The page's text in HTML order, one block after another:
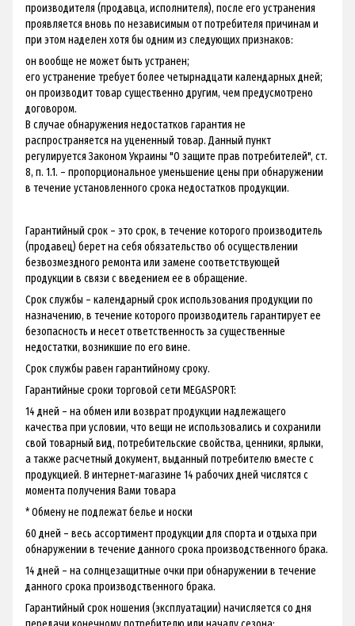
производителя (продавца, исполнителя), после его устранения
проявляется вновь по независимым от потребителя причинам и
при этом наделен хотя бы одним из следующих признаков:
он вообще не может быть устранен;
его устранение требует более четырнадцати календарных дней;
он производит товар существенно другим, чем предусмотрено
договором.
В случае обнаружения недостатков гарантия не
распространяется на уцененный товар. Данный пункт
регулируется Законом Украины "О защите прав потребителей", ст.
8, п. 1.1. – пропорциональное уменьшение цены при обнаружении
в течение установленного срока недостатков продукции.
Гарантийный срок – это срок, в течение которого производитель
(продавец) берет на себя обязательство об осуществлении
безвозмездного ремонта или замене соответствующей
продукции в связи с введением ее в обращение.
Срок службы – календарный срок использования продукции по
назначению, в течение которого производитель гарантирует ее
безопасность и несет ответственность за существенные
недостатки, возникшие по его вине.
Срок службы равен гарантийному сроку.
Гарантийные сроки торговой сети MEGASPORT:
14 дней – на обмен или возврат продукции надлежащего
качества при условии, что вещи не использовались и сохранили
свой товарный вид, потребительские свойства, ценники, ярлыки,
а также расчетный документ, выданный потребителю вместе с
продукцией. В интернет-магазине 14 рабочих дней числятся с
момента получения Вами товара
* Обмену не подлежат белье и носки
60 дней – весь ассортимент продукции для спорта и отдыха при
обнаружении в течение данного срока производственного брака.
14 дней – на солнцезащитные очки при обнаружении в течение
данного срока производственного брака.
Гарантийный срок ношения (эксплуатации) начисляется со дня